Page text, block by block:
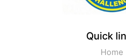
Quick
Home